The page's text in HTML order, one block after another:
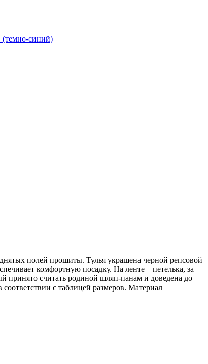
(темно-синий)
полей прошиты. Тулья украшена черной репсовой
комфортную посадку. На ленте – петелька, за
принято считать родиной шляп-панам и доведена до
с таблицей размеров. Материал